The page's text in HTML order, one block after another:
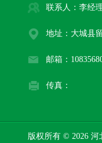
联系人：李经
地址：大城县
邮箱：
传真：
版权所有 © 2026 河